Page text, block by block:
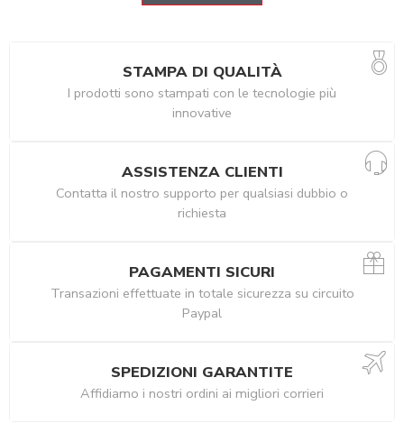
STAMPA DI QUALITÀ
I prodotti sono stampati con le tecnologie più
innovative
ASSISTENZA CLIENTI
Contatta il nostro supporto per qualsiasi dubbio o
richiesta
PAGAMENTI SICURI
Transazioni effettuate in totale sicurezza su circuito
Paypal
SPEDIZIONI GARANTITE
Affidiamo i nostri ordini ai migliori corrieri